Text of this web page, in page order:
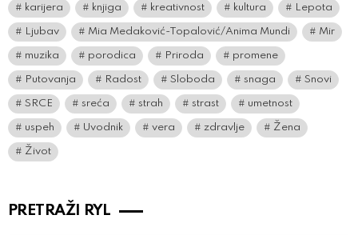
karijera knjiga kreativnost kultura Lepota
Ljubav Mia Medaković-Topalović/Anima Mundi Mir
muzika porodica Priroda promene
Putovanja Radost Sloboda snaga Snovi
SRCE sreća strah strast umetnost
uspeh Uvodnik vera zdravlje Žena
Život
PRETRAŽI RYL